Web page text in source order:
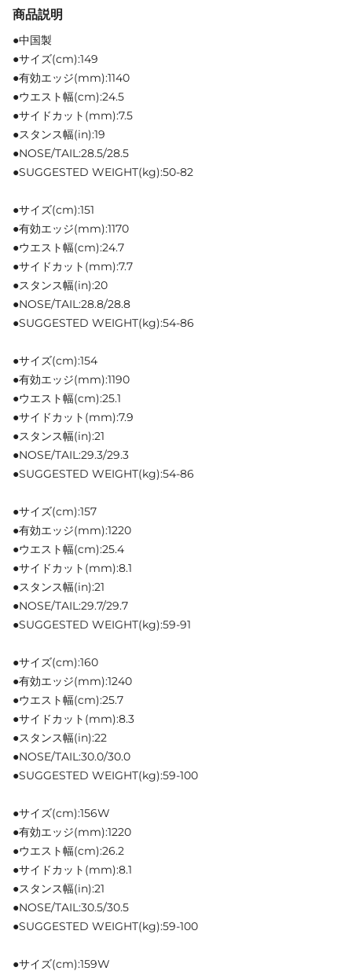
商品説明
●中国製
●サイズ(cm):149
●有効エッジ(mm):1140
●ウエスト幅(cm):24.5
●サイドカット(mm):7.5
●スタンス幅(in):19
●NOSE/TAIL:28.5/28.5
●SUGGESTED WEIGHT(kg):50-82
●サイズ(cm):151
●有効エッジ(mm):1170
●ウエスト幅(cm):24.7
●サイドカット(mm):7.7
●スタンス幅(in):20
●NOSE/TAIL:28.8/28.8
●SUGGESTED WEIGHT(kg):54-86
●サイズ(cm):154
●有効エッジ(mm):1190
●ウエスト幅(cm):25.1
●サイドカット(mm):7.9
●スタンス幅(in):21
●NOSE/TAIL:29.3/29.3
●SUGGESTED WEIGHT(kg):54-86
●サイズ(cm):157
●有効エッジ(mm):1220
●ウエスト幅(cm):25.4
●サイドカット(mm):8.1
●スタンス幅(in):21
●NOSE/TAIL:29.7/29.7
●SUGGESTED WEIGHT(kg):59-91
●サイズ(cm):160
●有効エッジ(mm):1240
●ウエスト幅(cm):25.7
●サイドカット(mm):8.3
●スタンス幅(in):22
●NOSE/TAIL:30.0/30.0
●SUGGESTED WEIGHT(kg):59-100
●サイズ(cm):156W
●有効エッジ(mm):1220
●ウエスト幅(cm):26.2
●サイドカット(mm):8.1
●スタンス幅(in):21
●NOSE/TAIL:30.5/30.5
●SUGGESTED WEIGHT(kg):59-100
●サイズ(cm):159W